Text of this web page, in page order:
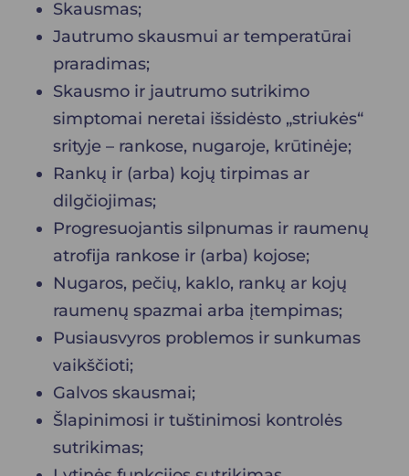
Skausmas;
Jautrumo skausmui ar temperatūrai
praradimas;
Skausmo ir jautrumo sutrikimo
simptomai neretai išsidėsto „striukės“
srityje – rankose, nugaroje, krūtinėje;
Rankų ir (arba) kojų tirpimas ar
dilgčiojimas;
Progresuojantis silpnumas ir raumenų
atrofija rankose ir (arba) kojose;
Nugaros, pečių, kaklo, rankų ar kojų
raumenų spazmai arba įtempimas;
Pusiausvyros problemos ir sunkumas
vaikščioti;
Galvos skausmai;
Šlapinimosi ir tuštinimosi kontrolės
sutrikimas;